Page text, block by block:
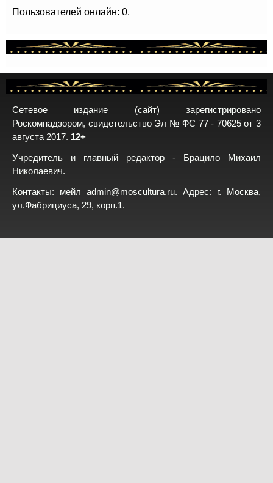
Пользователей онлайн: 0.
Сетевое издание (сайт) зарегистрировано
Роскомнадзором, свидетельство Эл № ФС 77 - 70625 от 3
августа 2017. 12+
Учредитель и главный редактор - Брацило Михаил
Николаевич.
Контакты: мейл admin@moscultura.ru. Адрес: г. Москва,
ул.Фабрициуса, 29, корп.1.